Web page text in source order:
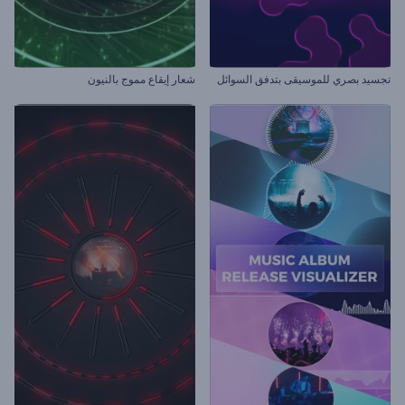
تجسيد بصري للموسيقى بتدفق السوائل شعار إيقاع مموج بالنيون